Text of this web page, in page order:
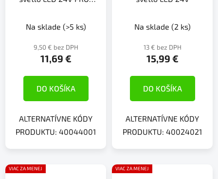
Na sklade (>5 ks)
9,50 € bez DPH
11,69 €
DO KOŠÍKA
ALTERNATÍVNE KÓDY
PRODUKTU: 40044001
Na sklade (2 ks)
13 € bez DPH
15,99 €
DO KOŠÍKA
ALTERNATÍVNE KÓDY
PRODUKTU: 40024021
VIAC ZA MENEJ VIAC ZA MENEJ